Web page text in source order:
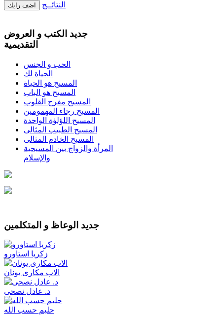
النتائــج
جديد الكتب و العروض
التقديمية
الحب و الجنس
الحياة لك
المسيح هو الحياة
المسيح هو الباب
المسيح مفرح القلوب
المسيح رجاء المهمومين
المسيح اللؤلؤة الواحدة
المسيح الطبيب المثالى
المسيح الخادم المثالى
المرأة والزواج بين المسيحية
والإسلام
جديد الوعاظ و المتكلمين
زكريا استاورو
الاب مكارى يونان
د. عادل نصحى
حليم حسب الله